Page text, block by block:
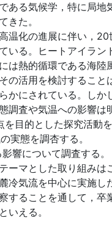
ある気候学，特に局
きた。
温化の進展に伴い，
いる。ヒートアイラ
は熱的循環である海
の活用を検討するこ
かにされている。し
調査や気温への影響は
目的とした探究活動
実態を調杏する。
響について調査する。
ーマとした取り組みは
冷気流を中心に実施
することを通して，
いえる。